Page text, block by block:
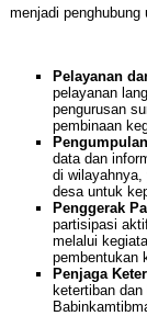
menjadi penghubung
Pelayanan
pelayanan
pengurusan
pembinaan
data dan
di wilayahnya,
desa untuk
Penggerak
partisipasi
melalui
pembentukan
Penjaga
ketertiban